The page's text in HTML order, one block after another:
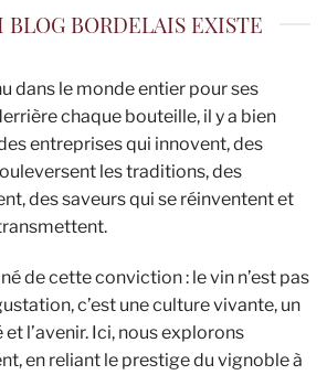
BLOG BORDELAIS EXISTE
dans le monde entier pour ses
chaque bouteille, il y a bien
entreprises qui innovent, des
les traditions, des
des saveurs qui se réinventent et
de cette conviction : le vin n’est pas
c’est une culture vivante, un
l’avenir. Ici, nous explorons
en reliant le prestige du vignoble à